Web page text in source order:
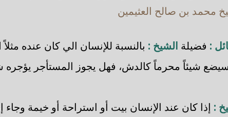
محمد بن صالح العثيمين
: فضيلة الشيخ : بالنسبة للإنسان الي كان عنده
سيضع شيئاً محرماً كالدش، فهل يجوز المستأجر يؤجره
: إذا كان عند الإنسان بيت أو استراحة أو خيمة